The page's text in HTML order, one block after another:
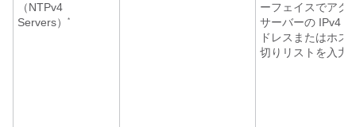
（NTPv4
Servers）
*
ーフェイスでアク
サーバーの IPv4
ドレスまたはホス
切りリストを入力